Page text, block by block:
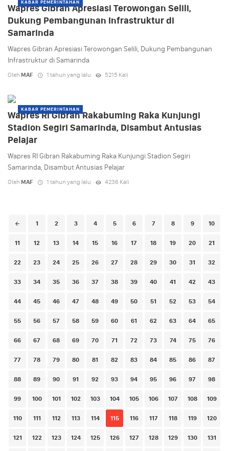
KABAR PEMERINTAHAN
Wapres Gibran Apresiasi Terowongan Selili,
Dukung Pembangunan Infrastruktur di
Samarinda
Wapres Gibran Apresiasi Terowongan Selili, Dukung Pembangunan
Infrastruktur di Samarinda
Oleh MAF 1 tahun yang lalu 5215 Kali
KABAR PEMERINTAHAN
Wapres RI Gibran Rakabuming Raka Kunjungi
Stadion Segiri Samarinda, Disambut Antusias
Pelajar
Wapres RI Gibran Rakabuming Raka Kunjungi Stadion Segiri
Samarinda, Disambut Antusias Pelajar
Oleh MAF 1 tahun yang lalu 4236 Kali
Posts
1 2 3 4 5 6 7 8 9 10
11 12 13 14 15 16 17 18 19 20 21
22 23 24 25 26 27 28 29 30 31 32
33 34 35 36 37 38 39 40 41 42 43
44 45 46 47 48 49 50 51 52 53 54
55 56 57 58 59 60 61 62 63 64 65
66 67 68 69 70 71 72 73 74 75 76
77 78 79 80 81 82 83 84 85 86 87
88 89 90 91 92 93 94 95 96 97 98
99 100 101 102 103 104 105 106 107 108 109
110 111 112 113 114 115 116 117 118 119 120
121 122 123 124 125 126 127 128 129 130 131